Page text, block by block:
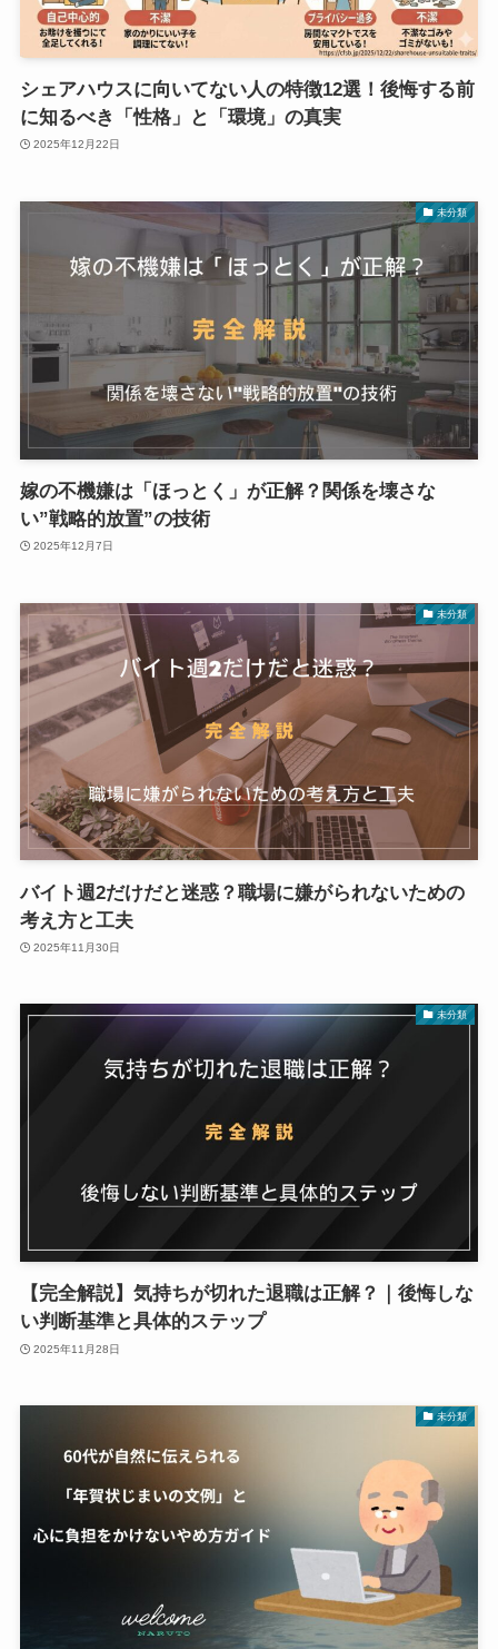
シェアハウスに向いてない人の特徴12選！後悔する前
に知るべき「性格」と「環境」の真実
2025年12月22日
未分類
嫁の不機嫌は「ほっとく」が正解？関係を壊さな
い”戦略的放置”の技術
2025年12月7日
未分類
バイト週2だけだと迷惑？職場に嫌がられないための
考え方と工夫
2025年11月30日
未分類
【完全解説】気持ちが切れた退職は正解？｜後悔しな
い判断基準と具体的ステップ
2025年11月28日
未分類